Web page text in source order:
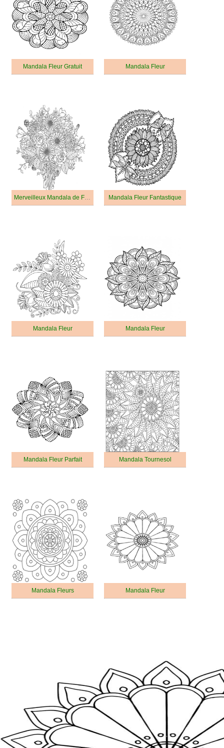
Mandala Fleur Gratuit Mandala Fleur
Merveilleux Mandala de Fleurs Mandala Fleur Fantastique
Mandala Fleur Mandala Fleur
Mandala Fleur Parfait Mandala Tournesol
Mandala Fleurs Mandala Fleur